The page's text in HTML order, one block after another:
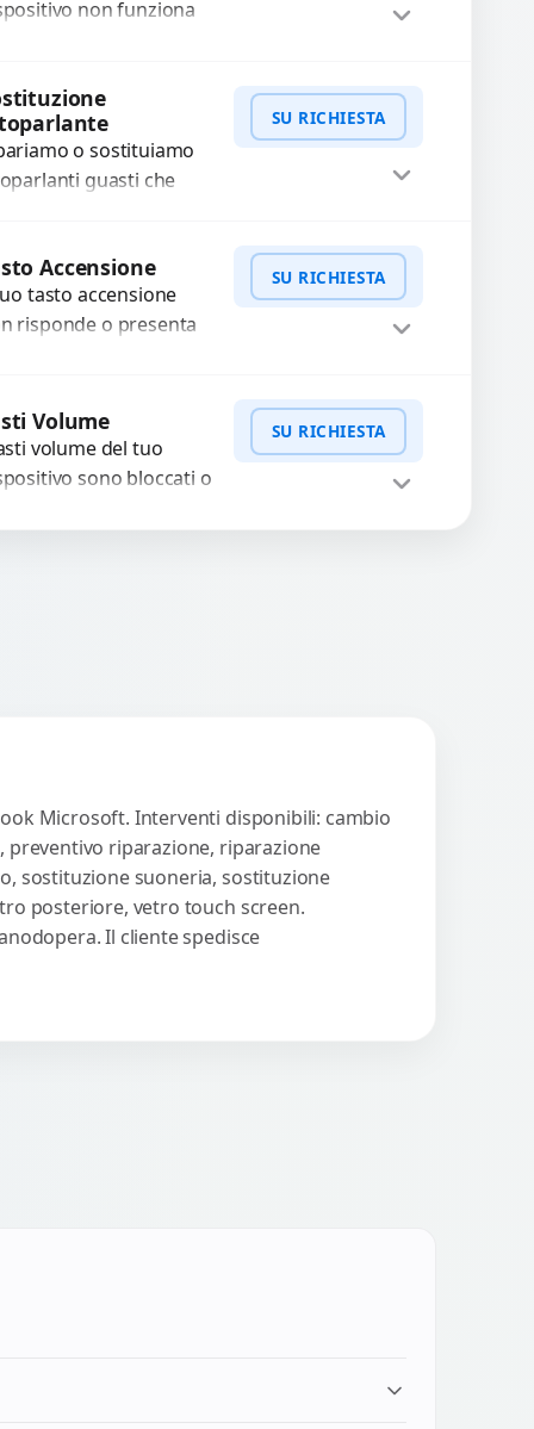
non funziona
con interventi
e componenti...
Preventivo WhatsApp
o sostituiamo
guasti che
ricambi di alta
garantiti per 3...
SU RICHIESTA
WhatsApp
Accensione
tasto accensione
risponde o presenta
o sostituzione
componenti
SU RICHIESTA
WhatsApp
Volume
volume del tuo
sono bloccati o
servizio di riparazione
SU RICHIESTA
Microsoft. Interventi disponibili: cambio
riparazione, riparazione
sostituzione suoneria, sostituzione
posteriore, vetro touch screen.
Il cliente spedisce